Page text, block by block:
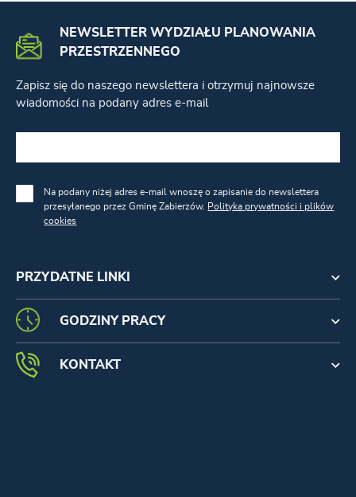
PRZYDATNE LINKI
NEWSLETTER WYDZIAŁU PLANOWANIA
PRZESTRZENNEGO
Zapisz się do naszego newslettera i otrzymuj najnowsze
wiadomości na podany adres e-mail
Na podany niżej adres e-mail wnoszę o zapisanie do newslettera
przesyłanego przez Gminę Zabierzów. Polityka prywatności i plików
cookies
GODZINY PRACY
KONTAKT